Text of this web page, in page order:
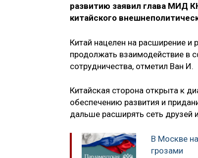
развитию заявил глава МИД
китайского
Китай нацелен на расширение и
продолжать взаимодействие в
сотрудничества, отметил Ван И.
Китайская сторона открыта к
обеспечению развития и
дальше расширять сеть
В Москве
грозами